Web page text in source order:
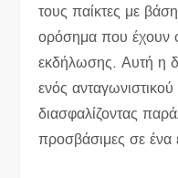
τους παίκτες με
ορόσημα που έχουν
εκδήλωσης. Αυτή η
ενός
διασφαλίζοντας
προσβάσιμες σε